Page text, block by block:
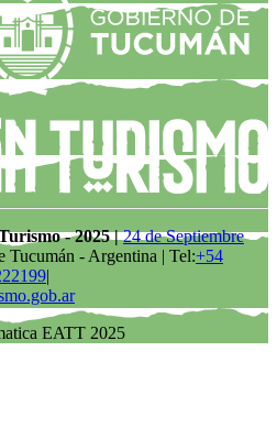
- 2025 |24 de Septiembre
Tucumán - Argentina | Tel:+54
|
EATT 2025